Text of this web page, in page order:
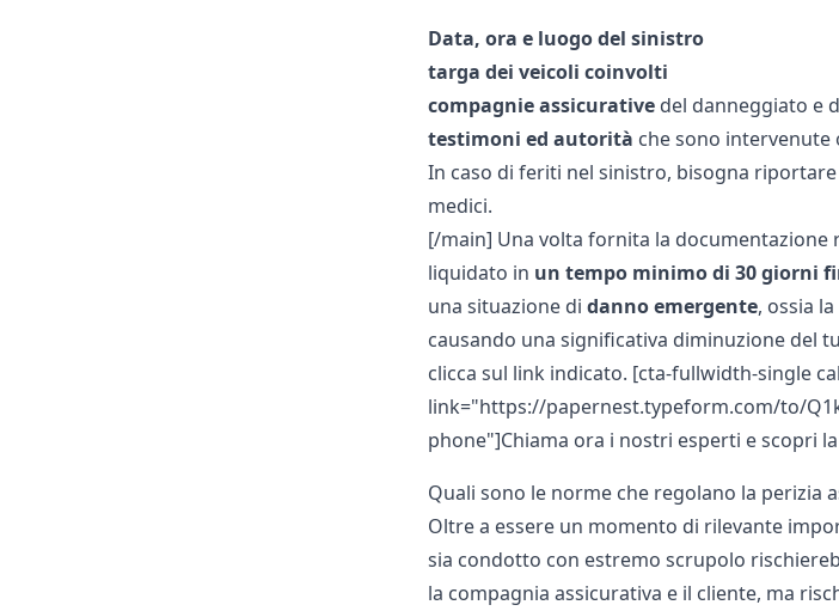
Data, ora e luogo del sinistro
targa dei veicoli coinvolti
compagnie assicurative del danneggiato e
testimoni ed autorità che sono
In caso di feriti nel sinistro, bisogna
medici.
[/main] Una volta fornita la
liquidato in un tempo minimo di 30 giorni
una situazione di danno emergente, ossia
causando una significativa diminuzione del
clicca sul link indicato. [cta-fullwidth-single
link="https://papernest.typeform.com/to/
phone"]Chiama ora i nostri esperti e scopri
Quali sono le norme che regolano la perizia
Oltre a essere un momento di rilevante
sia condotto con estremo scrupolo
la compagnia assicurativa e il cliente, ma